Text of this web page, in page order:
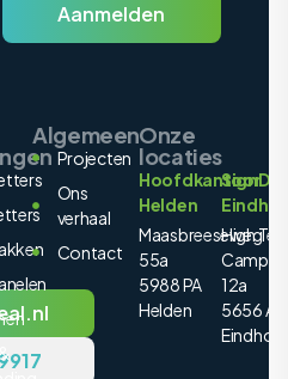
Aanmelden
Algemeen
Projecten
Ons
verhaal
Contact
Onze
locaties
Hoofdkantoor
Helden
Maasbreeseweg
55a
5988 PA
Helden
High
Campus
12a
5656 AE